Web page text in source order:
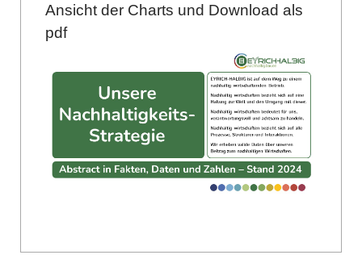
Ansicht der Charts und Download als
pdf